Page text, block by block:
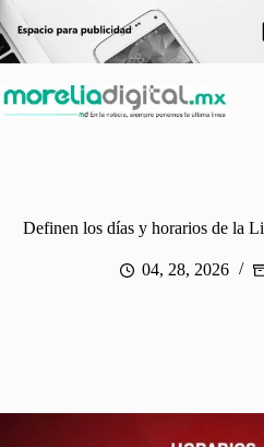
al
contenido
Definen los días y horarios de la
04, 28, 2026